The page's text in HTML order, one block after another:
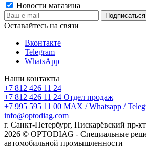
Новости магазина
Оставайтесь на связи
Вконтакте
Telegram
WhatsApp
Наши контакты
+7 812 426 11 24
+7 812 426 11 24 Отдел продаж
+7 995 595 11 00 MAX / Whatsapp /
info@optodiag.com
г. Санкт-Петербург, Пискарёвский пр-
2026 © OPTODIAG - Специальные
автомобильной промышленности